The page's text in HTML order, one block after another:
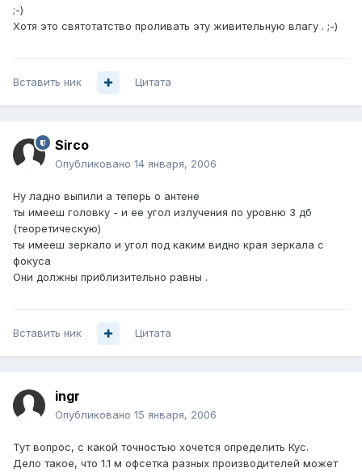
;-)
Хотя это святотатство проливать эту живительную влагу . ;-)
Вставить ник Цитата
Sirco
Опубликовано 14 января, 2006
Ну ладно выпили а теперь о антене
ты имееш головку - и ее угол излучения по уровню 3 дб
(теоретическую)
ты имееш зеркало и угол под каким видно края зеркала с
фокуса
Они должны приблизительно равны .
Вставить ник Цитата
ingr
Опубликовано 15 января, 2006
Тут вопрос, с какой точностью хочется определить Кус.
Дело такое, что 1.1 м офсетка разных производителей может